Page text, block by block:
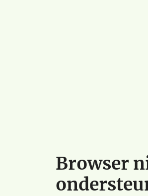
Browser